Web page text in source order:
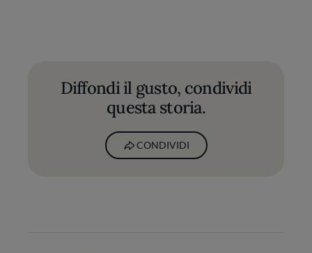
Diffondi il gusto, condividi
questa storia.
CONDIVIDI